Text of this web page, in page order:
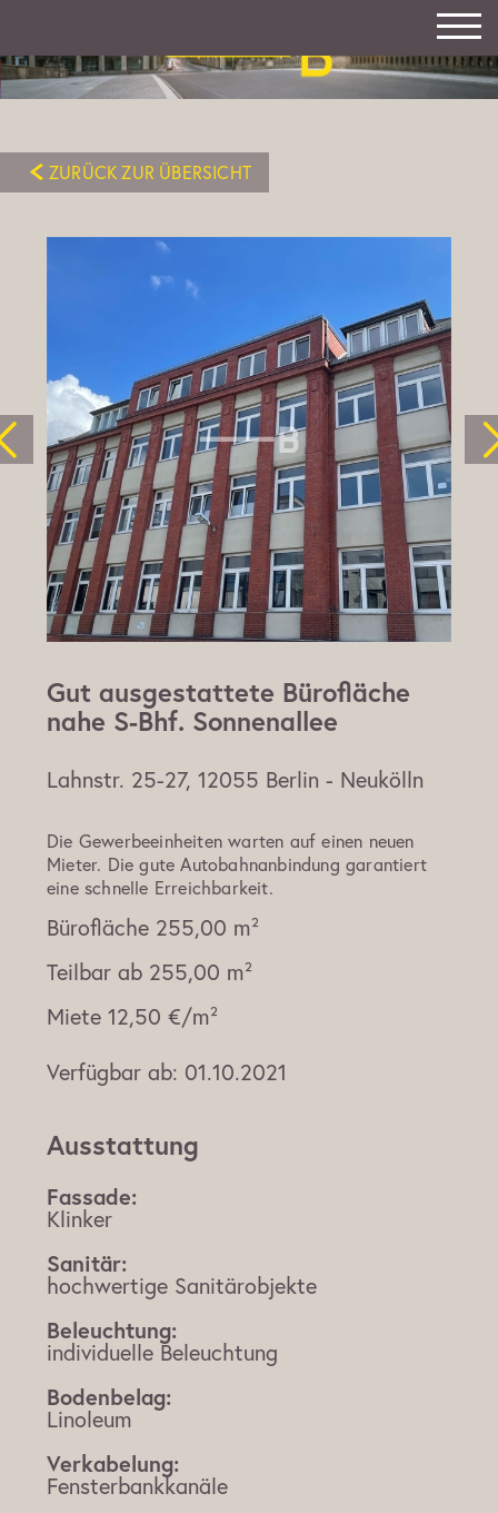
ZURÜCK ZUR ÜBERSICHT
Gut ausgestattete Bürofläche
nahe S-Bhf. Sonnenallee
Lahnstr. 25-27, 12055 Berlin - Neukölln
Die Gewerbeeinheiten warten auf einen neuen
Mieter. Die gute Autobahnanbindung garantiert
eine schnelle Erreichbarkeit.
Bürofläche 255,00 m²
Teilbar ab 255,00 m²
Miete 12,50 €/m²
Verfügbar ab: 01.10.2021
Ausstattung
Fassade:
Klinker
Sanitär:
hochwertige Sanitärobjekte
Beleuchtung:
individuelle Beleuchtung
Bodenbelag:
Linoleum
Verkabelung:
Fensterbankkanäle